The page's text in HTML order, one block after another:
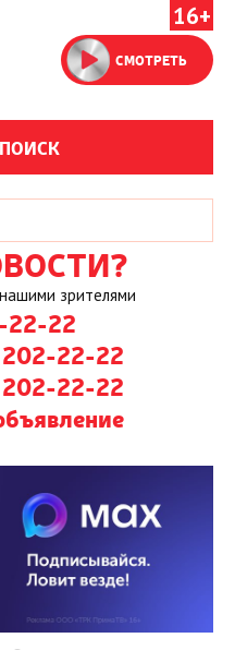
16+
СМОТРЕТЬ
зрителями
22-22
202-22-22
202-22-22